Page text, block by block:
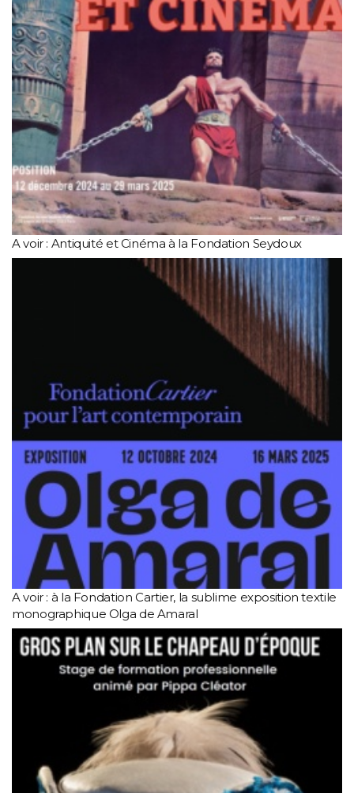
A voir : Antiquité et Cinéma à la Fondation Seydoux
A voir : à la Fondation Cartier, la sublime exposition textile
monographique Olga de Amaral